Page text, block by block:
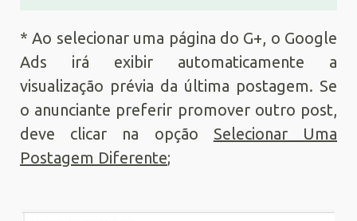
* Ao selecionar uma página do G+, o Google
Ads irá exibir automaticamente a
visualização prévia da última postagem. Se
o anunciante preferir promover outro post,
deve clicar na opção Selecionar Uma
Postagem Diferente;